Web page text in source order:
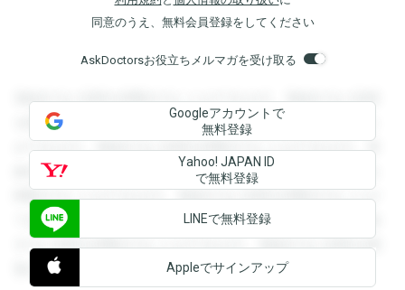
同意のうえ、無料会員登録をしてください
AskDoctorsお役立ちメルマガを受け取る
登録すると回答を閲覧することができます。登録すると回答
を閲覧することができます。登録すると回答を閲覧すること
ができます。登録すると回答を閲覧することができます。登
録すると回答を閲覧することができます。登録すると回答を
閲覧することができます。登録すると回答を閲覧することが
できます。登録すると回答を閲覧することができます。登録
すると回答を閲覧することができます。登録すると回答を閲
覧することができます。
Googleアカウントで
無料登録
Yahoo! JAPAN ID
で無料登録
LINEで無料登録
Appleでサインアップ